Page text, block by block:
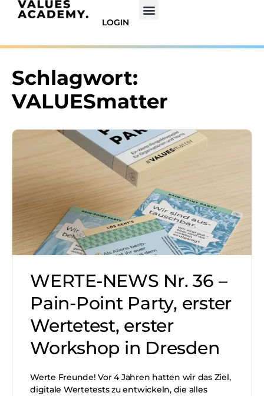
LOGIN
Schlagwort:
VALUESmatter
WERTE-NEWS Nr. 36 –
Pain-Point Party, erster
Wertetest, erster
Workshop in Dresden
Werte Freunde! Vor 4 Jahren hatten wir das Ziel,
digitale Wertetests zu entwickeln, die alles